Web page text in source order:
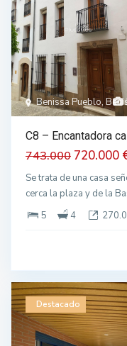
Benissa Pueblo,
C8 – Encantadora
743.000 720.000
Se trata de una casa
cerca la plaza y de la
5
4
Destacado